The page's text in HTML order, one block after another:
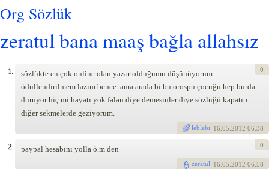
Org Sözlük
zeratul bana maaş bağla allahsız
1.
sözlükte en çok online olan yazar olduğumu düşünüyorum.
ödüllendirilmem lazım bence. ama arada bi bu orospu çocuğu hep burda
duruyor hiç mi hayatı yok falan diye demesinler diye sözlüğü kapatıp
diğer sekmelerde geziyorum.
leblebi 16.05.2012 06:38
0
2. paypal hesabını yolla ö.m den
zeratul 16.05.2012 06:58
0